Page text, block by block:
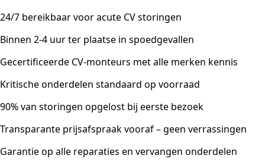
24/7 bereikbaar voor acute CV storingen
Binnen 2-4 uur ter plaatse in spoedgevallen
Gecertificeerde CV-monteurs met alle merken kennis
Kritische onderdelen standaard op voorraad
90% van storingen opgelost bij eerste bezoek
Transparante prijsafspraak vooraf – geen verrassingen
Garantie op alle reparaties en vervangen onderdelen